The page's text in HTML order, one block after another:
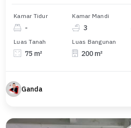
Kamar Tidur
-
Kamar Mandi
3
Luas Tanah
75 m²
Luas Bangunan
200 m²
Ganda